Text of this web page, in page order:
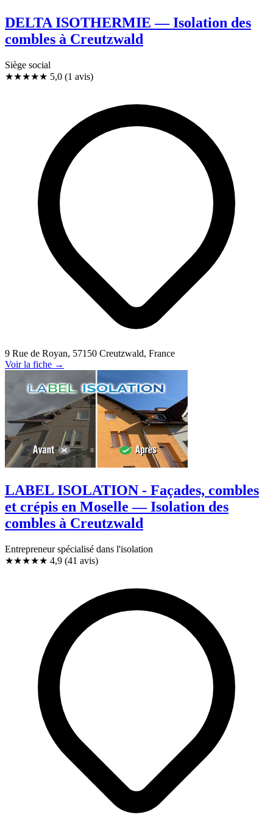
DELTA ISOTHERMIE — Isolation des
combles à Creutzwald
Siège social
★★★★★ 5,0 (1 avis)
9 Rue de Royan, 57150 Creutzwald, France
Voir la fiche →
LABEL ISOLATION - Façades, combles
et crépis en Moselle — Isolation des
combles à Creutzwald
Entrepreneur spécialisé dans l'isolation
★★★★★ 4,9 (41 avis)